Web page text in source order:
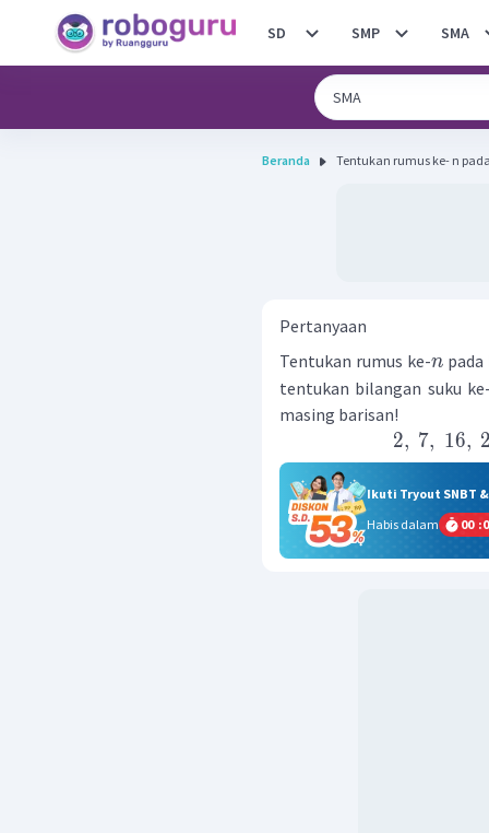
SD SMP SMA
Beranda Tentukan rumus ke- n
Pertanyaan
Tentukan rumus ke-n
tentukan bilangan suku ke-
masing barisan!
2, 7, 16,
Ikuti Tryout SNBT
Habis dalam
00 :